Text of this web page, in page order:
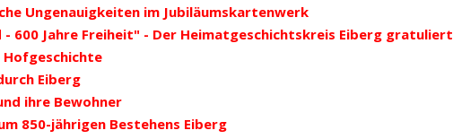
Ungenauigkeiten im Jubiläumskartenwerk
600 Jahre Freiheit" - Der Heimatgeschichtskreis Eiberg gratuliert
Hofgeschichte
Eiberg
ihre Bewohner
850-jährigen Bestehens Eiberg